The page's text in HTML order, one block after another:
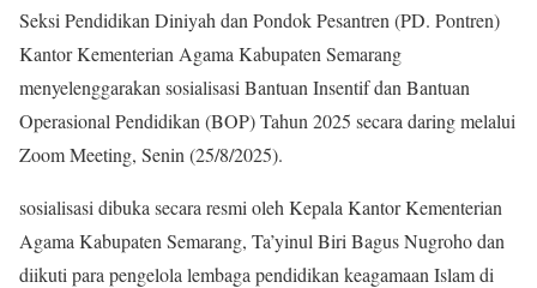
Seksi Pendidikan Diniyah dan Pondok Pesantren (PD. Pontren)
Kantor Kementerian Agama Kabupaten Semarang
menyelenggarakan sosialisasi Bantuan Insentif dan Bantuan
Operasional Pendidikan (BOP) Tahun 2025 secara daring melalui
Zoom Meeting, Senin (25/8/2025).
sosialisasi dibuka secara resmi oleh Kepala Kantor Kementerian
Agama Kabupaten Semarang, Ta’yinul Biri Bagus Nugroho dan
diikuti para pengelola lembaga pendidikan keagamaan Islam di